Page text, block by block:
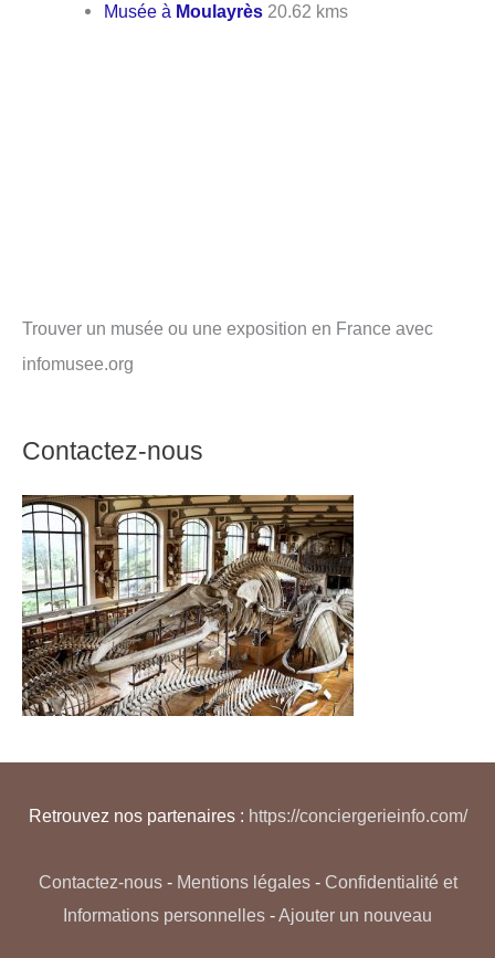
Musée à Moulayrès 20.62 kms
Trouver un musée ou une exposition en France avec
infomusee.org
Contactez-nous
Retrouvez nos partenaires : https://conciergerieinfo.com/
Contactez-nous- Mentions légales- Confidentialité et
Informations personnelles -Ajouter un nouveau